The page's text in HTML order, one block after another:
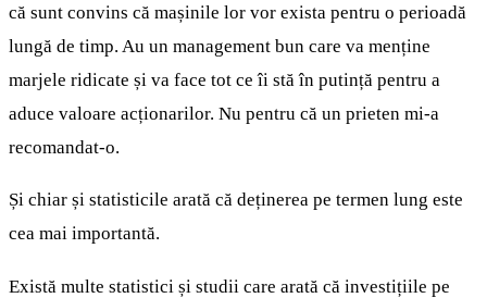
că sunt convins că mașinile lor vor exista pentru o perioadă
lungă de timp. Au un management bun care va menține
marjele ridicate și va face tot ce îi stă în putință pentru a
aduce valoare acționarilor. Nu pentru că un prieten mi-a
recomandat-o.
Și chiar și statisticile arată că deținerea pe termen lung este
cea mai importantă.
Există multe statistici și studii care arată că investițiile pe